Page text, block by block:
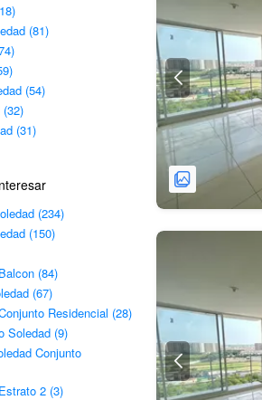
(81)
(54)
(31)
(234)
(150)
(84)
(67)
Residencial (28)
Soledad (9)
Conjunto
2 (3)